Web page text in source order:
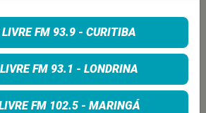
para rolar na minha
preencher os campos abaixo:
LIVRE FM 93.9 - CURITIBA
FM 93.1 - LONDRINA
FM 102.5 - MARINGÁ